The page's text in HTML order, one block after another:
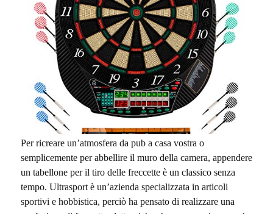
Per ricreare un’atmosfera da pub a casa vostra o
semplicemente per abbellire il muro della camera, appendere
un tabellone per il tiro delle freccette è un classico senza
tempo. Ultrasport è un’azienda specializzata in articoli
sportivi e hobbistica, perciò ha pensato di realizzare una